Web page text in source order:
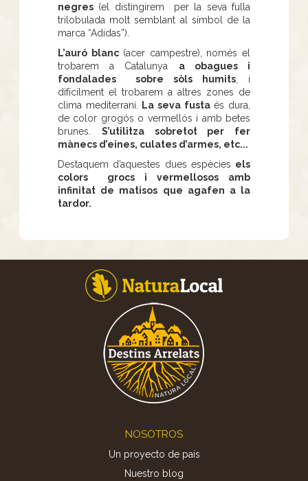
negres (el distingirem per la seva fulla
trilobulada molt semblant al símbol de la
marca “Adidas”).
L’auró blanc(acer campestre), només el
trobarem a Catalunya a obagues i
fondalades sobre sòls humits , i
difícilment el trobarem a altres zones de
clima mediterrani.
La seva fustaés dura,
de color grogós o vermellós i amb betes
brunes. S’utilitza sobretot per fer
mànecs d’eines, culates d’armes, etc...
Destaquem d’aquestes dues espècies els
colors grocs i vermellosos amb
infinitat de matisos que agafen a la
tardor.
NOSOTROS
Un proyecto de país
Nuestro blog